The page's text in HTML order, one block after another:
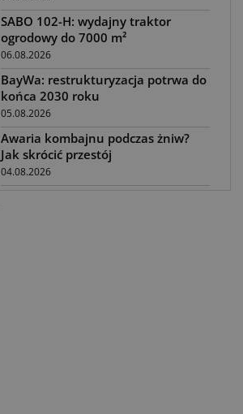
SABO 102-H: wydajny traktor
ogrodowy do 7000 m²
06.08.2026
BayWa: restrukturyzacja potrwa do
końca 2030 roku
05.08.2026
Awaria kombajnu podczas żniw?
Jak skrócić przestój
04.08.2026